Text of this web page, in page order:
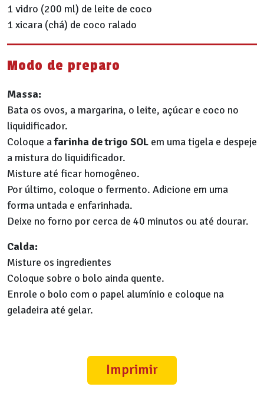
1 vidro (200 ml) de leite de coco
1 xicara (chá) de coco ralado
Modo de preparo
Massa:
Bata os ovos, a margarina, o leite, açúcar e coco no
liquidificador.
Coloque afarinha de trigo SOL em uma tigela e despeje
a mistura do liquidificador.
Misture até ficar homogêneo.
Por último, coloque o fermento. Adicione em uma
forma untada e enfarinhada.
Deixe no forno por cerca de 40 minutos ou até dourar.
Calda:
Misture os ingredientes
Coloque sobre o bolo ainda quente.
Enrole o bolo com o papel alumínio e coloque na
geladeira até gelar.
Imprimir